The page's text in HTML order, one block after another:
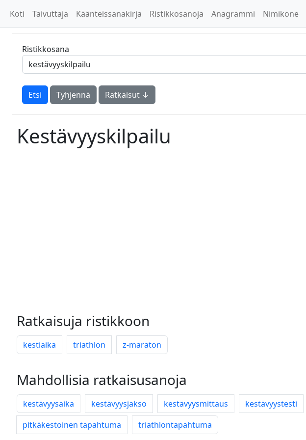
Koti Taivuttaja Käänteissanakirja Ristikkosanoja Anagrammi Nimikone
Ristikkosana
Tyhjennä Ratkaisut ↓
Kestävyyskilpailu
Ratkaisuja ristikkoon
kestiaika triathlon z-maraton
Mahdollisia ratkaisusanoja
kestävyysaika kestävyysjakso kestävyysmittaus kestävyystesti
pitkäkestoinen tapahtuma
triathlontapahtuma